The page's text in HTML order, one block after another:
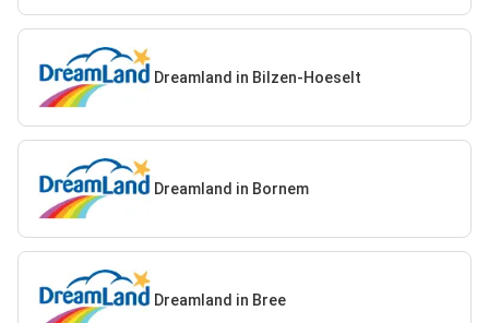
Dreamland in Bilzen-Hoeselt
Dreamland in Bornem
Dreamland in Bree